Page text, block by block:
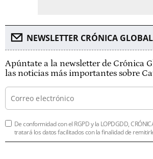
NEWSLETTER CRÓNICA GLOBAL
Apúntate a la newsletter de Crónica
las noticias más importantes sobre
De conformidad con el RGPD y la LOPDGDD,
tratará los datos facilitados con la finalidad de